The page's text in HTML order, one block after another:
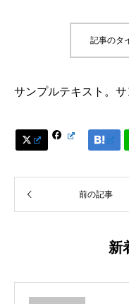
記事のタ
サンプルテキスト。サ
  
前の記事
新